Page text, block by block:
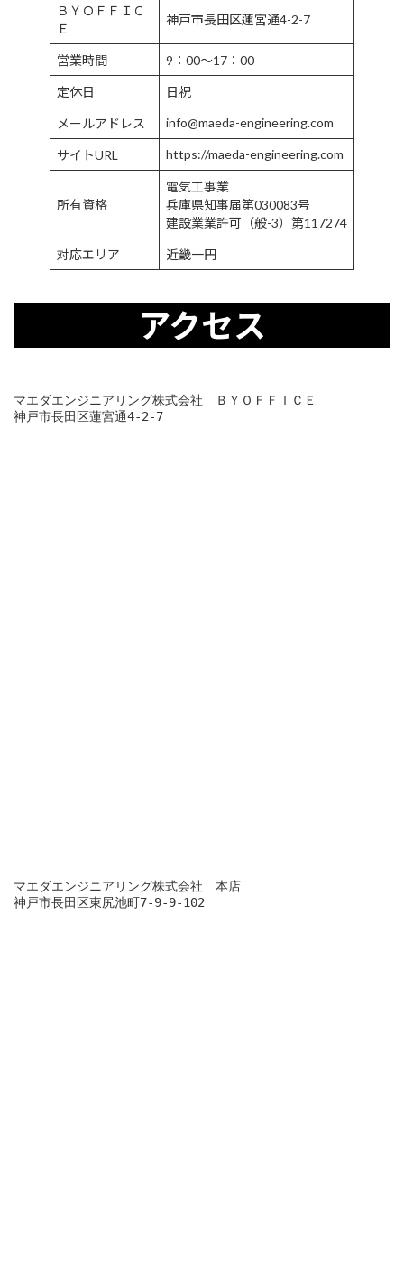
ＢＹＯＦＦＩＣ
Ｅ
神戸市長田区蓮宮通4-2-7
営業時間 9：00～17：00
定休日 日祝
メールアドレス info@maeda-engineering.com
サイトURL https://maeda-engineering.com
所有資格
電気工事業
兵庫県知事届第030083号
建設業業許可（般-3）第117274
対応エリア 近畿一円
アクセス
マエダエンジニアリング株式会社　ＢＹＯＦＦＩＣＥ
神戸市長田区蓮宮通4-2-7
マエダエンジニアリング株式会社　本店
神戸市長田区東尻池町7-9-9-102